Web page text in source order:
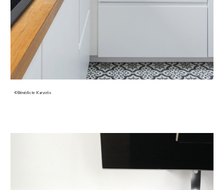
©Bénédicte Karyotis